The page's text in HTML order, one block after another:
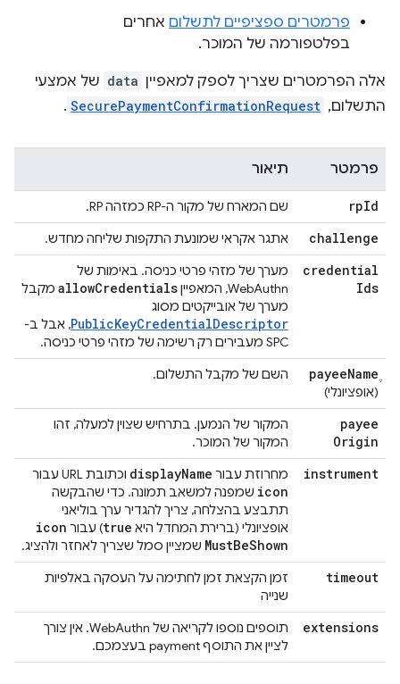
פרמטרים ספציפיים לתשלום אחרים
בפלטפורמה של המוכר.
אלה הפרמטרים שצריך לספק למאפיין data של אמצעי
התשלום, SecurePaymentConfirmationRequest
.
פרמטר תיאור
rpId שם המארח של מקור ה-RP כמזהה RP.
challenge אתגר אקראי שמונעת התקפות שליחה מחדש.
credential
Ids
מערך של מזהי פרטי כניסה. באימות של
WebAuthn, המאפיין
allowCredentials
מקבל
מערך של אובייקטים מסוג
PublicKeyCredentialDescriptor, אבל ב-
SPC מעבירים רק רשימה של מזהי פרטי כניסה.
payeeName
(אופציונלי)
השם של מקבל התשלום.
payee
Origin
המקור של הנמען. בתרחיש שצוין למעלה, זהו
המקור של המוכר.
instrument מחרוזת עבור displayName וכתובת URL עבור
icon שמפנה למשאב תמונה. כדי שהבקשה
תתבצע בהצלחה, צריך להגדיר ערך בוליאני
אופציונלי (ברירת המחדל היא true) עבור icon
MustBeShown שמציין סמל שצריך לאחזר ולהציג.
timeout
זמן הקצאת זמן לחתימה על העסקה באלפיות
שנייה
extensions
תוספים נוספו לקריאה של WebAuthn. אין צורך
לציין את התוסף payment בעצמכם.